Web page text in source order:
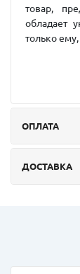
товар,
обладает
только
ОПЛАТА
ДОСТАВКА